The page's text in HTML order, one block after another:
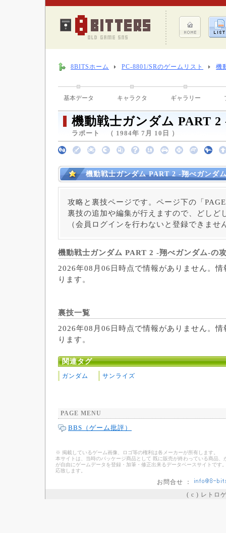
8BITSホーム PC-8801/SRのゲームリスト 機
基本データ キャラクタ ギャラリー
機動戦士ガンダム PART
ラポート （ 1984年 7月 10日 ）
機動戦士ガンダム PART 2 -翔べガンダ
攻略と裏技ページです。ページ下の「
裏技の追加や編集が行えますので、どしど
（会員ログインを行わないと登録できませ
機動戦士ガンダム PART 2 -翔べガンダム-の
2026年08月06日時点で情報がありません。
ります。
裏技一覧
2026年08月06日時点で情報がありません。
ります。
関連タグ
ガンダム サンライズ
PAGE MENU
BBS（ゲーム批評）
※ 掲載しているゲーム画像、ロゴ等の権利は各メーカーが所有します。
本サイトは、当時のパッケージ商品として 既に販売が終わっている商品
が自由にゲームデータを登録・加筆・修正出来るデータベースサイトで
応致します。
お問合せ ：
( c ) レトロ